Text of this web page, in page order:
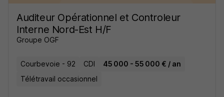
Auditeur Opérationnel et Controleur
Interne Nord-Est H/F
Groupe OGF
Courbevoie - 92 CDI
45 000 - 55 000 € / an
Télétravail occasionnel